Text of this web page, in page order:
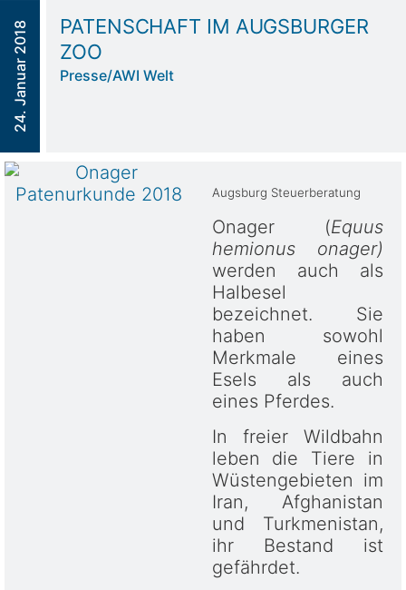
24. Januar 2018
PATENSCHAFT IM AUGSBURGER
ZOO
Presse/AWI Welt
Augsburg Steuerberatung
Onager (Equus
hemionus onager)
werden auch als
Halbesel
bezeichnet. Sie
haben sowohl
Merkmale eines
Esels als auch
eines Pferdes.
In freier Wildbahn
leben die Tiere in
Wüstengebieten im
Iran, Afghanistan
und Turkmenistan,
ihr Bestand ist
gefährdet.